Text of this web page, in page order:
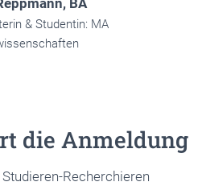
BA
& Studentin: MA
die Anmeldung
Recherchieren